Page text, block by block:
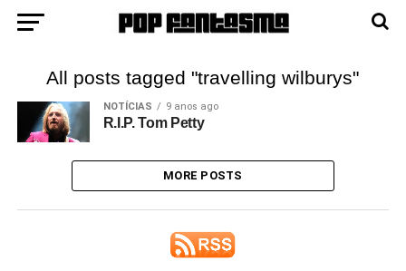
All posts tagged "travelling wilburys"
NOTÍCIAS 9 anos ago
R.I.P. Tom Petty
MORE POSTS